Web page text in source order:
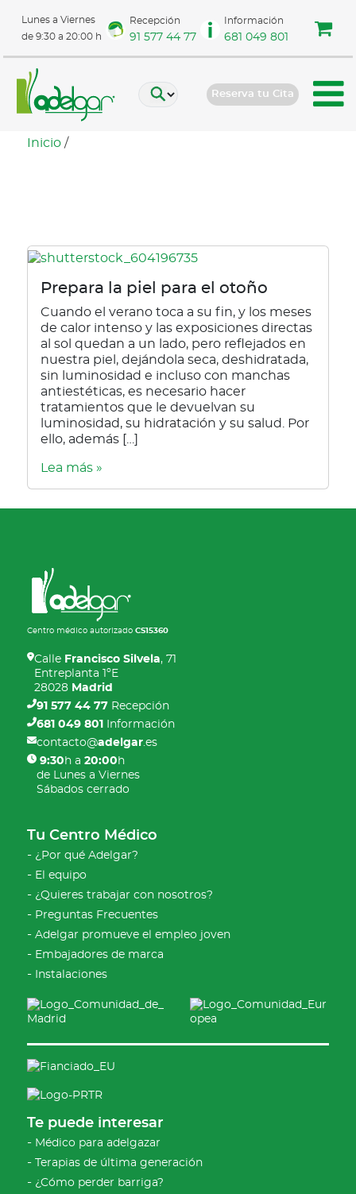
Lunes a Viernes
de 9:30 a 20:00 h
Recepción
91 577 44 77
Información
681 049 801
Reserva tu Cita
Inicio /
Prepara la piel para el otoño
Cuando el verano toca a su fin, y los meses
de calor intenso y las exposiciones directas
al sol quedan a un lado, pero reflejados en
nuestra piel, dejándola seca, deshidratada,
sin luminosidad e incluso con manchas
antiestéticas, es necesario hacer
tratamientos que le devuelvan su
luminosidad, su hidratación y su salud. Por
ello, además […]
Lea más »
Centro médico autorizadoCS15360
Calle Francisco Silvela, 71
Entreplanta 1ºE
28028 Madrid
91 577 44 77 Recepción
681 049 801
Información
contacto@adelgar.es
9:30 h a20:00 h
de Lunes a Viernes
Sábados cerrado
Tu Centro Médico
¿Por qué Adelgar?
El equipo
¿Quieres trabajar con nosotros?
Preguntas Frecuentes
Adelgar promueve el empleo joven
Embajadores de marca
Instalaciones
Te puede interesar
Médico para adelgazar
Terapias de última generación
¿Cómo perder barriga?